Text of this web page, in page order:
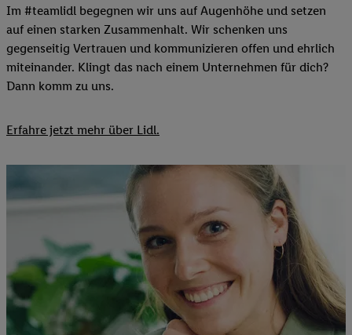
Im #teamlidl begegnen wir uns auf Augenhöhe und setzen
auf einen starken Zusammenhalt. Wir schenken uns
gegenseitig Vertrauen und kommunizieren offen und ehrlich
miteinander. Klingt das nach einem Unternehmen für dich?
Dann komm zu uns.​
Erfahre jetzt mehr über Lidl.